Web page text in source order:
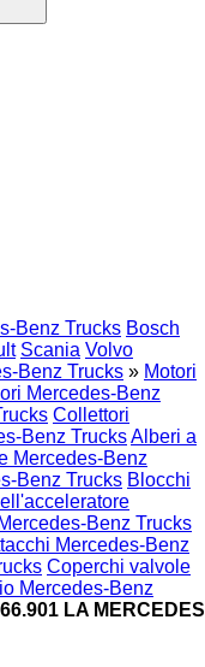
Benz Trucks Bosch
Scania Volvo
Benz Trucks » Motori
Mercedes-Benz
Collettori
Benz TrucksAlberi a
Mercedes-Benz
Benz Trucks Blocchi
Benz Trucks
Mercedes-Benz
Coperchi valvole
Mercedes-Benz
LA MERCEDES